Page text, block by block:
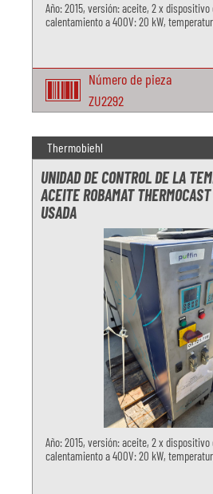
Año: 2015, versión: aceite, 2 x
calentamiento a 400V: 20 kW,
Número de pieza
ZU2292
Thermobiehl
UNIDAD DE CONTROL DE LA
ACEITE ROBAMAT
USADA
Año: 2015, versión: aceite, 2 x
calentamiento a 400V: 20 kW,